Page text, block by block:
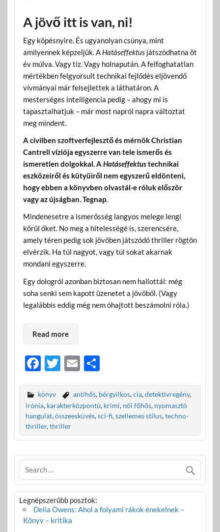
A jövő itt is van, ni!
Egy köpésnyire. És ugyanolyan csúnya, mint
amilyennek képzeljük. A Hatáseffektusjátszódhatna öt
év múlva. Vagy tíz. Vagy holnapután. A felfoghatatlan
mértékben felgyorsult technikai fejlődés eljövendő
vívmányai már felsejlettek a láthatáron. A
mesterséges intelligencia pedig – ahogy mi is
tapasztalhatjuk – már most napról napra változtat
meg mindent.
A civilben szoftverfejlesztő és mérnök Christian
Cantrell víziója egyszerre van tele ismerős és
ismeretlen dolgokkal. A Hatáseffektustechnikai
eszközeiről és kütyüiről nem egyszerű eldönteni,
hogy ebben a könyvben olvastál-e róluk először
vagy az újságban. Tegnap.
Mindenesetre a ismerősség langyos melege lengi
körül őket. No meg a hitelességé is, szerencsére,
amely téren pedig sok jövőben játszódó thriller rögtön
elvérzik. Ha túl nagyot, vagy túl sokat akarnak
mondani egyszerre.
Egy dologról azonban biztosan nem hallottál: még
soha senki sem kapott üzenetet a jövőből. (Vagy
legalábbis eddig még nem óhajtott beszámolni róla.)
Read more
F
e
b
o
o
k
T
itt
er
E
ail
O
za
m
g
könyv antihős, bérgyilkos,cia,detektívregény,
irónia, karakterközpontú, krimi, női főhős, nyomasztó
hangulat,összeesküvés,sci-fi,szellemes stílus,techno-
thriller,thriller
Legnépszerűbb posztok:
Delia Owens: Ahol a folyami rákok énekelnek –
Könyv – kritika